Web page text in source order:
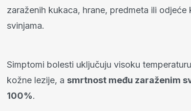
zaraženih kukaca, hrane, predmeta ili
svinjama.
Simptomi bolesti uključuju visoku
kožne lezije, a smrtnost među zaraženim
100%.